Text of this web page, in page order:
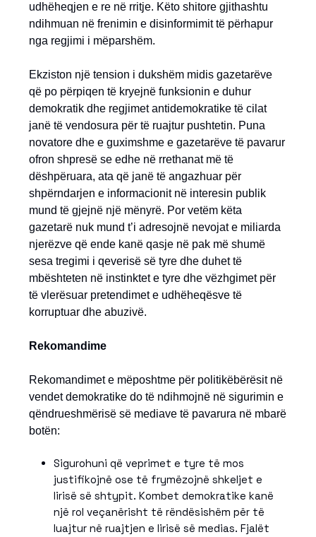
udhëheqjen e re në rritje. Këto shitore gjithashtu
ndihmuan në frenimin e disinformimit të përhapur
nga regjimi i mëparshëm.
Ekziston një tension i dukshëm midis gazetarëve
që po përpiqen të kryejnë funksionin e duhur
demokratik dhe regjimet antidemokratike të cilat
janë të vendosura për të ruajtur pushtetin. Puna
novatore dhe e guximshme e gazetarëve të pavarur
ofron shpresë se edhe në rrethanat më të
dëshpëruara, ata që janë të angazhuar për
shpërndarjen e informacionit në interesin publik
mund të gjejnë një mënyrë. Por vetëm këta
gazetarë nuk mund t’i adresojnë nevojat e miliarda
njerëzve që ende kanë qasje në pak më shumë
sesa tregimi i qeverisë së tyre dhe duhet të
mbështeten në instinktet e tyre dhe vëzhgimet për
të vlerësuar pretendimet e udhëheqësve të
korruptuar dhe abuzivë.
Rekomandime
Rekomandimet e mëposhtme për politikëbërësit në
vendet demokratike do të ndihmojnë në sigurimin e
qëndrueshmërisë së mediave të pavarura në mbarë
botën:
Sigurohuni që veprimet e tyre të mos
justifikojnë ose të frymëzojnë shkeljet e
lirisë së shtypit. Kombet demokratike kanë
një rol veçanërisht të rëndësishëm për të
luajtur në ruajtjen e lirisë së medias. Fjalët